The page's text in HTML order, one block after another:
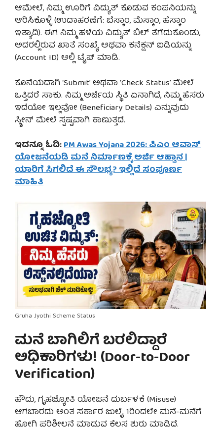
ಆಮೇಲೆ, ನಿಮ್ಮ ಊರಿಗೆ ವಿದ್ಯುತ್ ಕೊಡುವ ಕಂಪನಿಯನ್ನು
ಆರಿಸಿಕೊಳ್ಳಿ (ಉದಾಹರಣೆಗೆ: ಬೆಸ್ಕಾಂ, ಮೆಸ್ಕಾಂ, ಹೆಸ್ಕಾಂ
ಇತ್ಯಾದಿ). ಈಗ ನಿಮ್ಮ ಹಳೆಯ ವಿದ್ಯುತ್ ಬಿಲ್ ತೆಗೆದುಕೊಂಡು,
ಅದರಲ್ಲಿರುವ ಖಾತೆ ಸಂಖ್ಯೆ ಅಥವಾ ಕನೆಕ್ಷನ್ ಐಡಿಯನ್ನು
(Account ID) ಅಲ್ಲಿ ಟೈಪ್ ಮಾಡಿ.
ಕೊನೆಯದಾಗಿ ‘Submit’ ಅಥವಾ ‘Check Status’ ಮೇಲೆ
ಒತ್ತಿದರೆ ಸಾಕು. ನಿಮ್ಮ ಅರ್ಜಿಯ ಸ್ಥಿತಿ ಏನಾಗಿದೆ, ನಿಮ್ಮ ಹೆಸರು
ಇದೆಯೋ ಇಲ್ಲವೋ (Beneficiary Details) ಎನ್ನುವುದು
ಸ್ಕ್ರೀನ್ ಮೇಲೆ ಸ್ಪಷ್ಟವಾಗಿ ಕಾಣುತ್ತದೆ.
ಇದನ್ನೂ ಓದಿ:PM Awas Yojana 2026: ಪಿಎಂ ಆವಾಸ್
ಯೋಜನೆಯಡಿ ಮನೆ ನಿರ್ಮಾಣಕ್ಕೆ ಅರ್ಜಿ ಆಹ್ವಾನ |
ಯಾರಿಗೆ ಸಿಗಲಿದೆ ಈ ಸೌಲಭ್ಯ? ಇಲ್ಲಿದೆ ಸಂಪೂರ್ಣ
ಮಾಹಿತಿ
Gruha Jyothi Scheme Status
ಮನೆ ಬಾಗಿಲಿಗೆ ಬರಲಿದ್ದಾರೆ
ಅಧಿಕಾರಿಗಳು! (Door-to-Door
Verification)
ಹೌದು, ಗೃಹಜ್ಯೋತಿ ಯೋಜನೆ ದುರ್ಬಳಕೆ (Misuse)
ಆಗಬಾರದು ಅಂತ ಸರ್ಕಾರ ಜುಲೈ 1ರಿಂದಲೇ ಮನೆ-ಮನೆಗೆ
ಹೋಗಿ ಪರಿಶೀಲನೆ ಮಾಡುವ ಕೆಲಸ ಶುರು ಮಾಡಿದೆ.